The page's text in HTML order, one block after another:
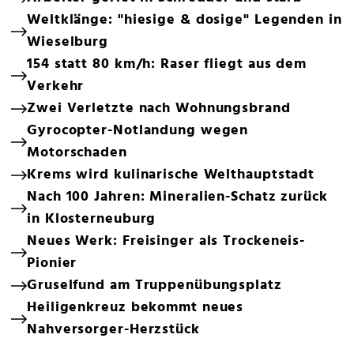
Weltklänge: "hiesige & dosige" Legenden in
Wieselburg
154 statt 80 km/h: Raser fliegt aus dem
Verkehr
Zwei Verletzte nach Wohnungsbrand
Gyrocopter-Notlandung wegen
Motorschaden
Krems wird kulinarische Welthauptstadt
Nach 100 Jahren: Mineralien-Schatz zurück
in Klosterneuburg
Neues Werk: Freisinger als Trockeneis-
Pionier
Gruselfund am Truppenübungsplatz
Heiligenkreuz bekommt neues
Nahversorger-Herzstück